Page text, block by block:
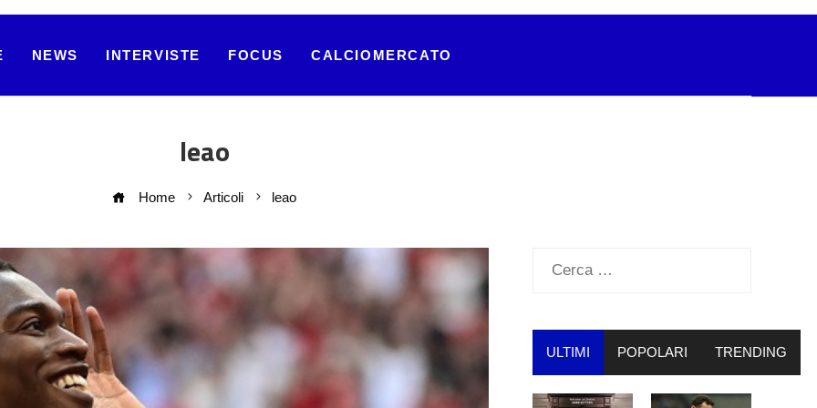
NEWS INTERVISTE FOCUS CALCIOMERCATO
leao
Home Articoli leao
Ricerca
ULTIMI POPOLARI TRENDING